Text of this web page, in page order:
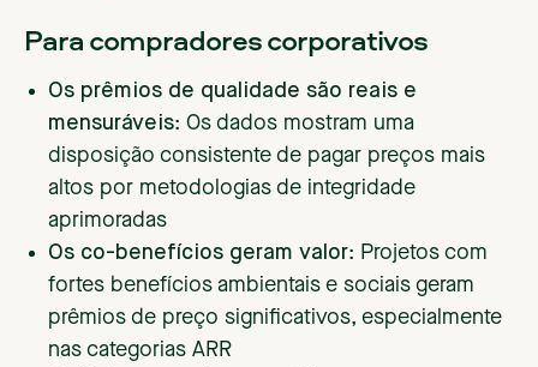
Para compradores corporativos
Os prêmios de qualidade são reais e
mensuráveis: Os dados mostram uma
disposição consistente de pagar preços mais
altos por metodologias de integridade
aprimoradas
Os co-benefícios geram valor: Projetos com
fortes benefícios ambientais e sociais geram
prêmios de preço significativos, especialmente
nas categorias ARR